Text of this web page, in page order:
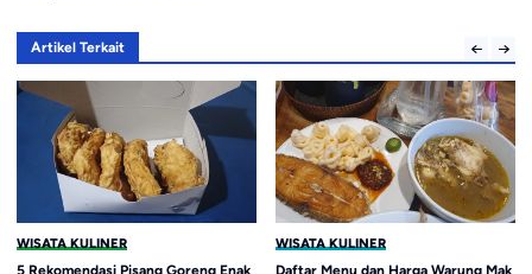
Artikel Terkait
WISATA KULINER
5 Rekomendasi Pisang Goreng Enak
WISATA KULINER
Daftar Menu dan Harga Warung Mak